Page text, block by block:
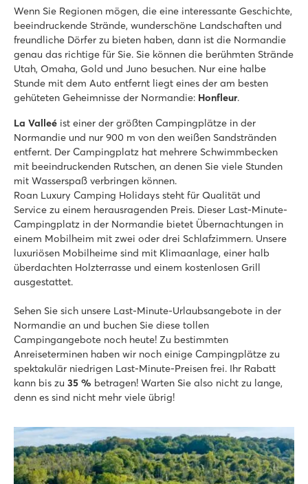
Poolbereich mit Rutschen und neuem Wasserspielplatz
Regelmäßige Tanzabende und Live-Shows
Mehrere schöne Dörfer in der nahen Umgebung
Wenn Sie Regionen mögen, die eine interessante Geschichte,
beeindruckende Strände, wunderschöne Landschaften und
freundliche Dörfer zu bieten haben, dann ist die Normandie
genau das richtige für Sie. Sie können die berühmten Strände
Utah, Omaha, Gold und Juno besuchen. Nur eine halbe
Stunde mit dem Auto entfernt liegt eines der am besten
gehüteten Geheimnisse der Normandie: Honfleur.
La Valleé ist einer der größten Campingplätze in der
Normandie und nur 900 m von den weißen Sandstränden
entfernt. Der Campingplatz hat mehrere Schwimmbecken
mit beeindruckenden Rutschen, an denen Sie viele Stunden
mit Wasserspaß verbringen können.
Roan Luxury Camping Holidays steht für Qualität und
Service zu einem herausragenden Preis. Dieser Last-Minute-
Campingplatz in der Normandie bietet Übernachtungen in
einem Mobilheim mit zwei oder drei Schlafzimmern. Unsere
luxuriösen Mobilheime sind mit Klimaanlage, einer halb
überdachten Holzterrasse und einem kostenlosen Grill
ausgestattet.
Sehen Sie sich unsere Last-Minute-Urlaubsangebote in der
Normandie an und buchen Sie diese tollen
Campingangebote noch heute! Zu bestimmten
Anreiseterminen haben wir noch einige Campingplätze zu
spektakulär niedrigen Last-Minute-Preisen frei. Ihr Rabatt
kann bis zu 35 % betragen! Warten Sie also nicht zu lange,
denn es sind nicht mehr viele übrig!